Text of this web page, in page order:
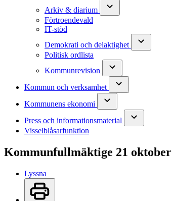
Arkiv & diarium
Förtroendevald
IT-stöd
Demokrati och delaktighet
Politisk ordlista
Kommunrevision
Kommun och verksamhet
Kommunens ekonomi
Press och informationsmaterial
Visselblåsarfunktion
Kommunfullmäktige 21 oktober
Lyssna